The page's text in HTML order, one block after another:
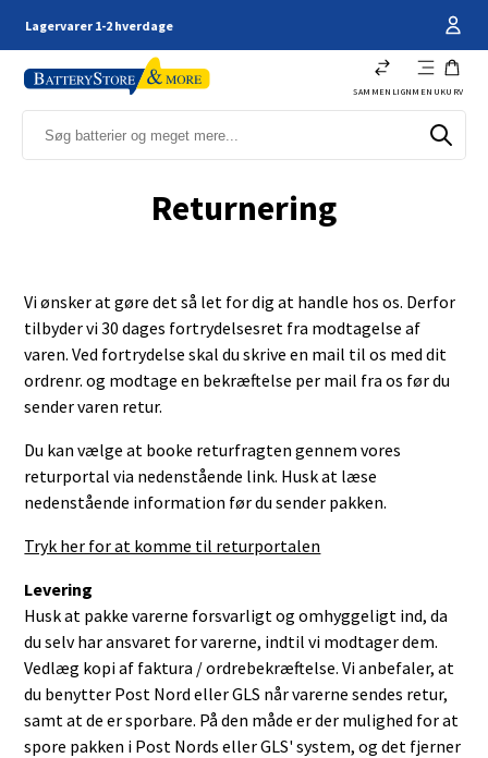
SAMMENLIGN MENU KURV
Returnering
Vi ønsker at gøre det så let for dig at handle hos os. Derfor
tilbyder vi 30 dages fortrydelsesret fra modtagelse af
varen. Ved fortrydelse skal du skrive en mail til os med dit
ordrenr. og modtage en bekræftelse per mail fra os før du
sender varen retur.
Du kan vælge at booke returfragten gennem vores
returportal via nedenstående link. Husk at læse
nedenstående information før du sender pakken.
Tryk her for at komme til returportalen
Levering
Husk at pakke varerne forsvarligt og omhyggeligt ind, da
du selv har ansvaret for varerne, indtil vi modtager dem.
Vedlæg kopi af faktura / ordrebekræftelse. Vi anbefaler, at
du benytter Post Nord eller GLS når varerne sendes retur,
samt at de er sporbare. På den måde er der mulighed for at
spore pakken i Post Nords eller GLS' system, og det fjerner